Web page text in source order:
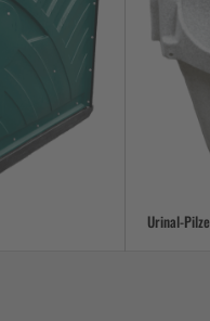
Urinal-Pilze